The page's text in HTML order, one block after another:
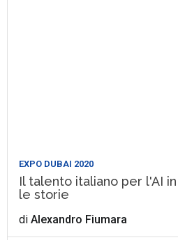
EXPO DUBAI 2020
Il talento italiano per l'AI
le storie
diAlexandro Fiumara